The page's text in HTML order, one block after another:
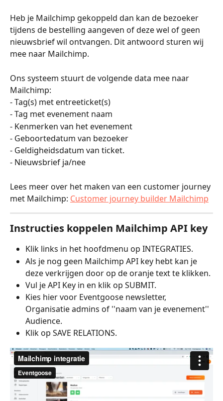
Heb je Mailchimp gekoppeld dan kan de bezoeker
tijdens de bestelling aangeven of deze wel of geen
nieuwsbrief wil ontvangen. Dit antwoord sturen wij
mee naar Mailchimp.
Ons systeem stuurt de volgende data mee naar
Mailchimp:
- Tag(s) met entreeticket(s)
- Tag met evenement naam
- Kenmerken van het evenement
- Geboortedatum van bezoeker
- Geldigheidsdatum van ticket.
- Nieuwsbrief ja/nee
Lees meer over het maken van een customer journey
met Mailchimp: Customer journey builder Mailchimp
Instructies koppelen Mailchimp API key
Klik links in het hoofdmenu op INTEGRATIES.
Als je nog geen Mailchimp API key hebt kan je
deze verkrijgen door op de oranje text te klikken.
Vul je API Key in en klik op SUBMIT.
Kies hier voor Eventgoose newsletter,
Organisatie admins of ''naam van je evenement''
Audience.
Klik op SAVE RELATIONS.